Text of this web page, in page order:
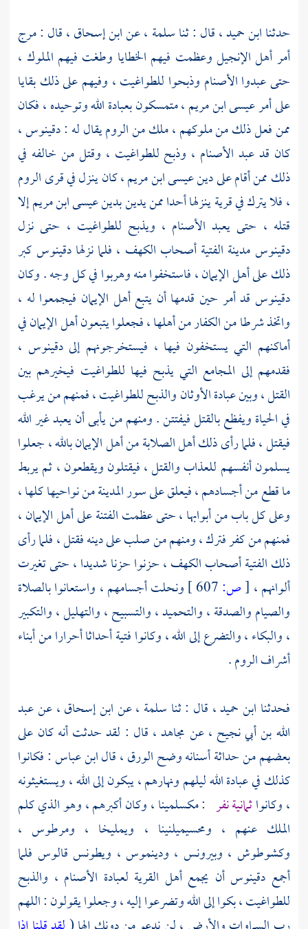
حدثناابن حميد ،قال : ثناسلمة ،عنابن إسحاق ،قال : مرج
أمرأهل الإنجيلوعظمت فيهم الخطايا وطغت فيهم الملوك ،
حتى عبدوا الأصنام وذبحوا للطواغيت ، وفيهم على ذلك بقايا
على أمرعيسى ابن مريم ،متمسكون بعبادة الله وتوحيده ، فكان
ممن فعل ذلك من ملوكهم ، ملك منالروميقال له :دقينوس ،
كان قد عبد الأصنام ، وذبح للطواغيت ، وقتل من خالفه في
ذلك ممن أقام على دينعيسى ابن مريم، كان ينزل في قرىالروم
،فلا يترك في قرية ينزلها أحدا ممن يدين بدينعيسى ابن مريمإلا
قتله ، حتى يعبد الأصنام ، ويذبح للطواغيت ، حتى نزل
دقينوسمدينة الفتيةأصحاب الكهف ، فلما نزلهادقينوسكبر
ذلك على أهل الإيمان ، فاستخفوا منه وهربوا في كل وجه . وكان
دقينوس قد أمر حين قدمها أن يتبع أهل الإيمان فيجمعوا له ،
واتخذ شرطا من الكفار من أهلها ، فجعلوا يتبعون أهل الإيمان في
أماكنهم التي يستخفون فيها ، فيستخرجونهم إلىدقينوس ،
فقدمهم إلى المجامع التي يذبح فيها للطواغيت فيخيرهم بين
القتل ، وبين عبادة الأوثان والذبح للطواغيت ، فمنهم من يرغب
في الحياة ويفظع بالقتل فيفتتن . ومنهم من يأبى أن يعبد غير الله
فيقتل ، فلما رأى ذلك أهل الصلابة من أهل الإيمان بالله ، جعلوا
يسلمون أنفسهم للعذاب والقتل ، فيقتلون ويقطعون ، ثم يربط
ما قطع من أجسادهم ، فيعلق على سور المدينة من نواحيها كلها ،
وعلى كل باب من أبوابها ، حتى عظمت الفتنة على أهل الإيمان ،
فمنهم من كفر فترك ، ومنهم من صلب على دينه فقتل ، فلما رأى
ذلك الفتيةأصحاب الكهف ،حزنوا حزنا شديدا ، حتى تغيرت
ألوانهم ، [ص:
ونحلت أجسامهم ، واستعانوا بالصلاة
والصيام والصدقة ، والتحميد ، والتسبيح ، والتهليل ، والتكبير
، والبكاء ، والتضرع إلى الله ، وكانوا فتية أحداثا أحرارا من أبناء
أشرافالروم.
فحدثنا ابن حميد ، قال : ثنا سلمة ،عنابن إسحاق ،عنعبد
الله بن أبي نجيح ،عن مجاهد ، قال : لقد حدثت أنه كان على
بعضهم من حداثة أسنانه وضح الورق ، قالابن عباس: فكانوا
كذلك في عبادة الله ليلهم ونهارهم ، يبكون إلى الله ، ويستغيثونه
، وكانواثمانية نفر :مكسلمينا ،وكان أكبرهم ، وهو الذي كلم
الملك عنهم ، ومحسيميلنينا ، ويمليخا ، ومرطوس ،
وكشوطوش ، وبيرونس ، ودينموس ، ويطونس قالوس فلما
أجمع دقينوسأن يجمع أهل القرية لعبادة الأصنام ، والذبح
للطواغيت ، بكوا إلى الله وتضرعوا إليه ، وجعلوا يقولون : اللهم